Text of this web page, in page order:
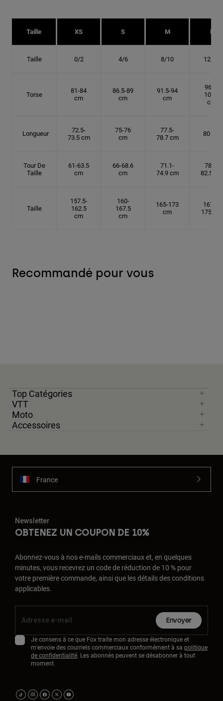
Taille XS S M L
Taille 0/2 4/6 8/10 12/14
Torse
81-84
cm
86.5-89
cm
91.5-94
cm
96.5-
101.5
cm
Longueur
72.5-
73.5 cm
75-76
cm
77.5-
78.7 cm
80 cm
Tour De
Taille
61-63.5
cm
66-68.6
cm
71.1-
74.9 cm
78.7-
82.5 cm
Taille
157.5-
162.5
cm
160-
167.5
cm
165-173
cm
167.5-
175 cm
Recommandé pour vous
Top Catégories
VTT
Moto
Accessoires
France
Newsletter
OBTENEZ UN COUPON DE 10%
Abonnez-vous à nos e-mails commerciaux et, en quelques
minutes, vous recevrez un code de réduction de 10 % pour
votre première commande, ainsi que les détails des conditions
applicables.
Envoyer
Je consens à ce que Fox traite mon adresse électronique et
m'envoie des courriels commerciaux conformément à sa politique
de confidentialité. Les abonnés peuvent se désabonner à tout
moment.